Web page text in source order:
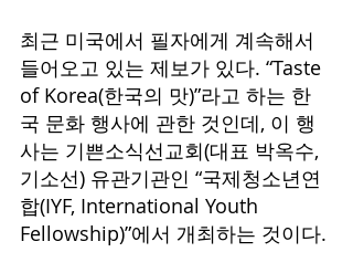
최근 미국에서 필자에게 계속해서
들어오고 있는 제보가 있다. “Taste
of Korea(한국의 맛)”라고 하는 한
국 문화 행사에 관한 것인데, 이 행
사는 기쁜소식선교회(대표 박옥수,
기소선) 유관기관인 “국제청소년연
합(IYF, International Youth
Fellowship)”에서 개최하는 것이다.